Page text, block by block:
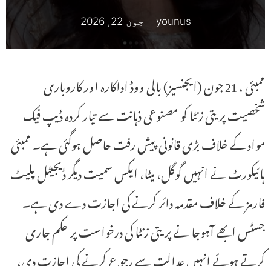
younus جون 22, 2026
ممبئی ، 21 جون (ایجنسیز) بالی ووڈ اداکارہ اور کاروباری
شخصیت پریتی زنٹا کو مصنوعی ذہانت سے تیار کردہ ڈیپ فیک
مواد کے خلاف بڑی قانونی پیش رفت حاصل ہوگئی ہے۔ ممبئی
ہائیکورٹ نے انہیں گوگل، میٹا، ایکس سمیت دیگر ڈیجیٹل پلیٹ
فارمز کے خلاف مقدمہ دائر کرنے کی اجازت دے دی ہے۔
جسٹس ابھے آہوجا نے پریتی زنٹا کی درخواست پر حکم جاری
کرتے ہوئے انہیں عدالت سے رجوع کرنے کی اجازت دی،